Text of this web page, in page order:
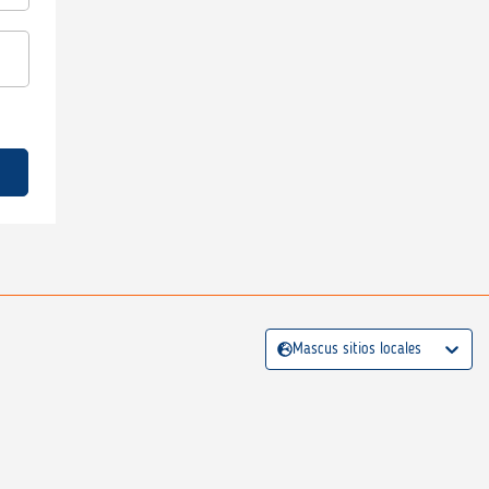
Mascus sitios locales